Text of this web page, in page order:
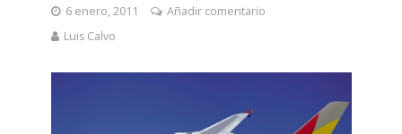
6 enero, 2011
Añadir comentario
Luis Calvo